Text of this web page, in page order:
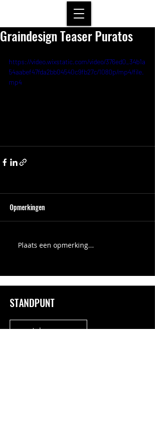
Graindesign Teaser Puratos
https://video.wixstatic.com/video/376ed0_34b1a
54aabef47fda2bb04540c9fb27c/1080p/mp4/file.
mp4
Opmerkingen
Plaats een opmerking...
STANDPUNT
Inloggen